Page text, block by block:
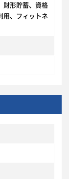
財形貯蓄、資格
用、フィットネ